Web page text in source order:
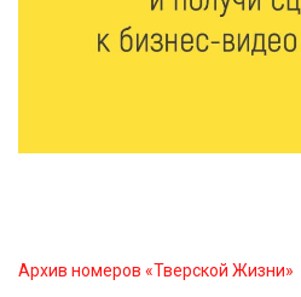
5 Авг 2026 15:02 356
От детских зон до полётов
Топ-4 направлений: какие
Архив номеров «Тверской Жизни»